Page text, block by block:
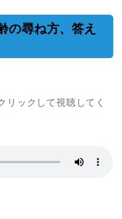
の尋ね方、答え
リックして視聴してく